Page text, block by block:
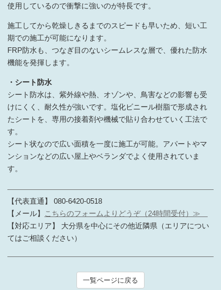
使用しているので衝撃に強いのが特長です。
施工してから乾燥しきるまでのスピードも早いため、短い工
期での施工が可能になります。
FRP防水も、つなぎ目のないシームレスな層で、優れた防水
機能を発揮します。
・シート防水
シート防水は、紫外線や熱、オゾンや、鳥害などの影響も受
けにくく、耐久性が強いです。塩化ビニール樹脂で形成され
たシートを、専用の接着剤や機械で貼り合わせていく工法で
す。
シート状なので広い面積を一度に施工が可能。アパートやマ
ンションなどの広い屋上やベランダでよく使用されていま
す。
【代表直通】 080-6420-0518
【メール】
こちらのフォームよりどうぞ（24時間受付）≫
【対応エリア】 大分県を中心にその他近隣県（エリアについ
てはご相談ください）
一覧ページに戻る